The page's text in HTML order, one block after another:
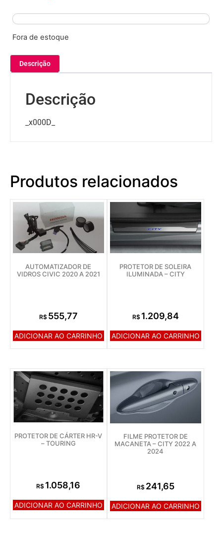
Fora de estoque
Descrição
Descrição
_x000D_
Produtos relacionados
AUTOMATIZADOR DE
VIDROS CIVIC 2020 A 2021
R$ 555,77
ADICIONAR AO CARRINHO
PROTETOR DE SOLEIRA
ILUMINADA – CITY
R$ 1.209,84
ADICIONAR AO CARRINHO
PROTETOR DE CÁRTER HR-V
– TOURING
R$ 1.058,16
ADICIONAR AO CARRINHO
FILME PROTETOR DE
MACANETA – CITY 2022 A
2024
R$ 241,65
ADICIONAR AO CARRINHO